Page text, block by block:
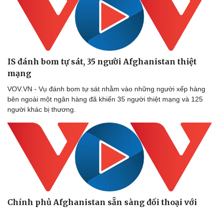
Săn Tour
check-in
Đọc truyện đêm khuya
Cửa sổ tình yêu
Kể chuyện cho bé
Hạt giống tâm hồn
IS đánh bom tự sát, 35 người Afghanistan thiệt
mạng
VOV.VN - Vụ đánh bom tự sát nhằm vào những người xếp hàng
bên ngoài một ngân hàng đã khiến 35 người thiệt mạng và 125
người khác bị thương.
Chính phủ Afghanistan sẵn sàng đối thoại với